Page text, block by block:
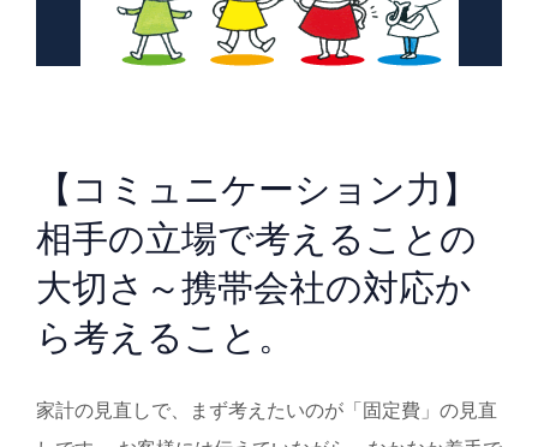
【コミュニケーション力】
相手の立場で考えることの
大切さ～携帯会社の対応か
ら考えること。
家計の見直しで、まず考えたいのが「固定費」の見直